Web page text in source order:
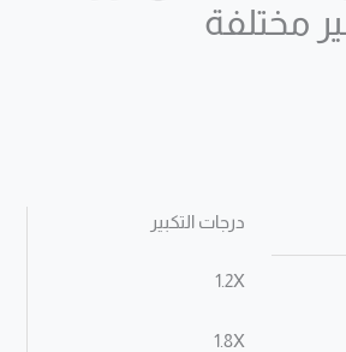
درجات التكبير
1.2X
1.8X